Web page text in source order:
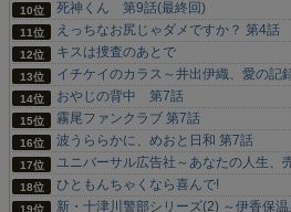
死神くん 第9話(最終回)
えっちなお尻じゃダメですか？ 第4話
キスは捜査のあとで
イチケイのカラス～井出伊織、愛の
おやじの背中 第7話
霧尾ファンクラブ 第7話
波うららかに、めおと日和 第7話
ユニバーサル広告社～あなたの人生、
ひともんちゃくなら喜んで!
新・十津川警部シリーズ(2) ～伊香保温